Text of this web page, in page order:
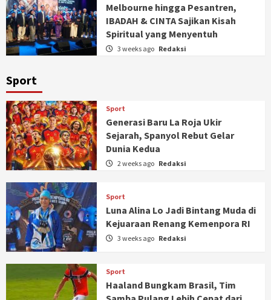
Melbourne hingga Pesantren,
IBADAH & CINTA Sajikan Kisah
Spiritual yang Menyentuh
3 weeks ago Redaksi
Sport
Sport
Generasi Baru La Roja Ukir
Sejarah, Spanyol Rebut Gelar
Dunia Kedua
2 weeks ago Redaksi
Sport
Luna Alina Lo Jadi Bintang Muda di
Kejuaraan Renang Kemenpora RI
3 weeks ago Redaksi
Sport
Haaland Bungkam Brasil, Tim